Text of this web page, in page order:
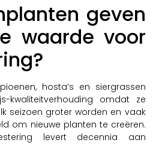
geven
waarde voor
hosta’s en siergrassen
kwaliteitverhouding omdat ze
seizoen groter worden en vaak
om nieuwe planten te creëren.
levert decennia aan